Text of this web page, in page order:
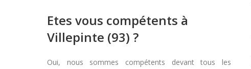
Etes vous compétents à
Villepinte (93) ?
Oui, nous sommes compétents devant tous les